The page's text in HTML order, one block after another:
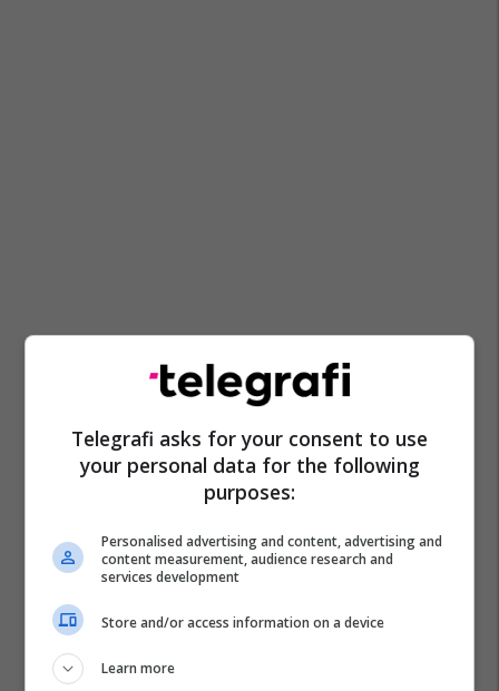
Telegrafi asks for your consent to use
your personal data for the following
purposes:
Personalised advertising and content, advertising and
content measurement, audience research and
services development
Store and/or access information on a device
Learn more